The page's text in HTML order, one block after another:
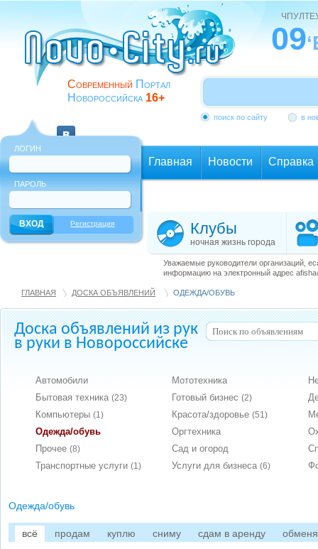
Современный Портал
Новороссийска 16+
09
поиск по сайту в
ЛОГИН
ПАРОЛЬ
Регистрация
Главная Новости Справка
Клубы
ночная жизнь города
Уважаемые руководители организаций,
информацию на электронный адрес
ГЛАВНАЯ ДОСКА ОБЪЯВЛЕНИЙ ОДЕЖДА/ОБУВЬ
Доска объявлений из рук
в руки в Новороссийске
Автомобили Мототехника
Бытовая техника (23) Готовый бизнес (2)
Компьютеры (1) Красота/здоровье (51)
Одежда/обувь
Оргтехника
Прочее (8) Сад и огород
Транспортные услуги (1) Услуги для бизнеса (6)
Одежда/обувь
всё продам куплю сниму сдам в аренду